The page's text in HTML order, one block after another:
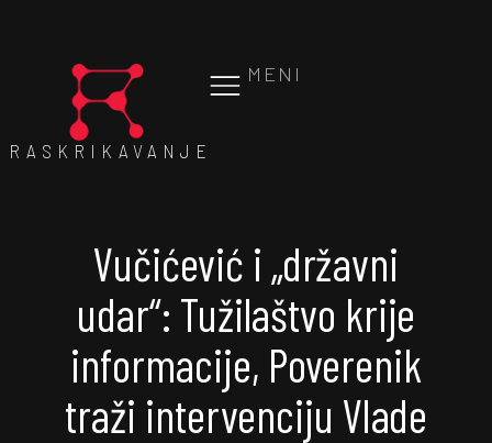
MENI
RASKRIKAVANJE
Vučićević i „državni
udar“: Tužilaštvo krije
informacije, Poverenik
traži intervenciju Vlade